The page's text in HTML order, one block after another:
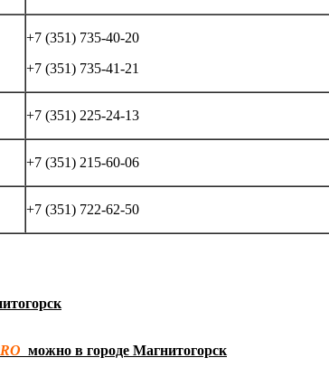
+7 (351) 735-40-20
+7 (351) 735-41-21
+7 (351) 225-24-13
+7 (351) 215-60-06
+7 (351) 722-62-50
можно в городе Магнитогорск